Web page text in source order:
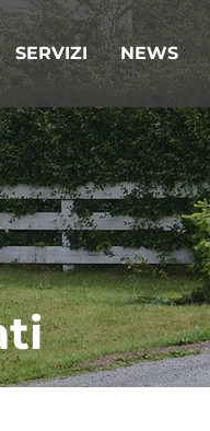
SERVIZI NEWS